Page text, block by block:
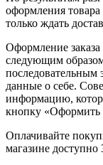
оформления
только ждать
Оформление
следующим
последовательным
данные о себе.
информацию,
кнопку «Оформить
Оплачивайте
магазине доступно